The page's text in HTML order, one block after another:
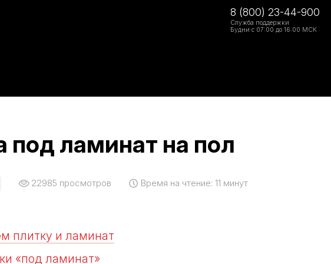
8 (800) 23-44-900
Служба поддержки
Будни с 07:00 до 16:00 МСК
под ламинат на пол
22985 просмотров Время на чтение:11 минут
плитку и ламинат
«под ламинат»